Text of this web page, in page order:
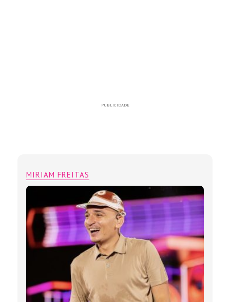
PUBLICIDADE
MIRIAM FREITAS